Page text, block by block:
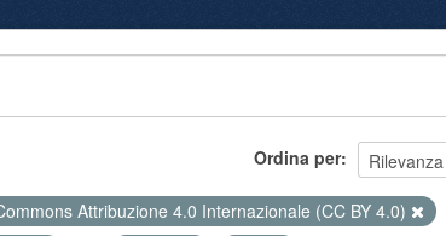
Ordina per
Attribuzione 4.0 Internazionale (CC BY 4.0)